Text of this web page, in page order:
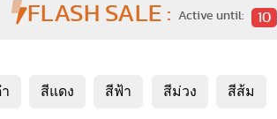
FLASH SALE : Active until: 10
สีแดง สีฟ้า สีม่วง สีส้ม